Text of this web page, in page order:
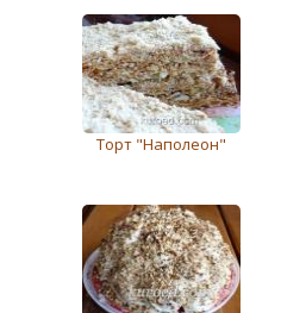
Торт "Наполеон"